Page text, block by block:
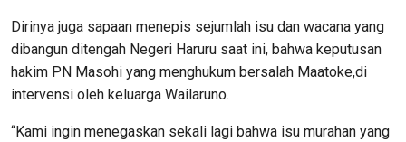
Dirinya juga sapaan menepis sejumlah isu dan wacana yang
dibangun ditengah Negeri Haruru saat ini, bahwa keputusan
hakim PN Masohi yang menghukum bersalah Maatoke,di
intervensi oleh keluarga Wailaruno.
“Kami ingin menegaskan sekali lagi bahwa isu murahan yang